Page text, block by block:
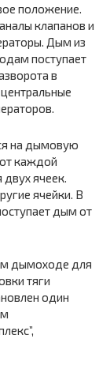
положение.
клапанов и
Дым из
поступает
в
на дымовую
каждой
ячеек.
ячейки. В
дым от
дымоходе для
тяги
один